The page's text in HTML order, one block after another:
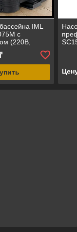
IML
c
(220В,
= 9